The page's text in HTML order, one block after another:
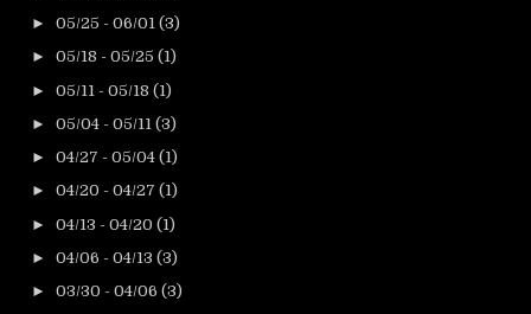
► 05/25 - 06/01 (3)
► 05/18 - 05/25 (1)
► 05/11 - 05/18 (1)
► 05/04 - 05/11 (3)
► 04/27 - 05/04 (1)
► 04/20 - 04/27 (1)
► 04/13 - 04/20 (1)
► 04/06 - 04/13 (3)
► 03/30 - 04/06 (3)